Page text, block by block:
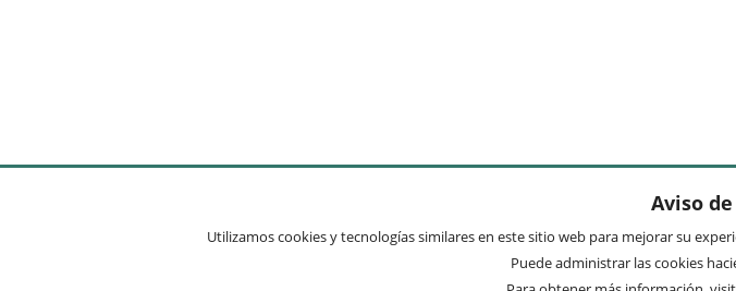
Aviso
Utilizamos cookies y tecnologías similares en este sitio web para mejorar su
Puede administrar las cookies